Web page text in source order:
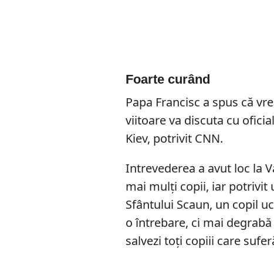
Foarte curând
Papa Francisc a spus că
viitoare va discuta cu
Kiev, potrivit CNN.
Intrevederea a avut loc la
mai mulți copii, iar potrivit
Sfântului Scaun, un copil
o întrebare, ci mai
salvezi toți copiii care